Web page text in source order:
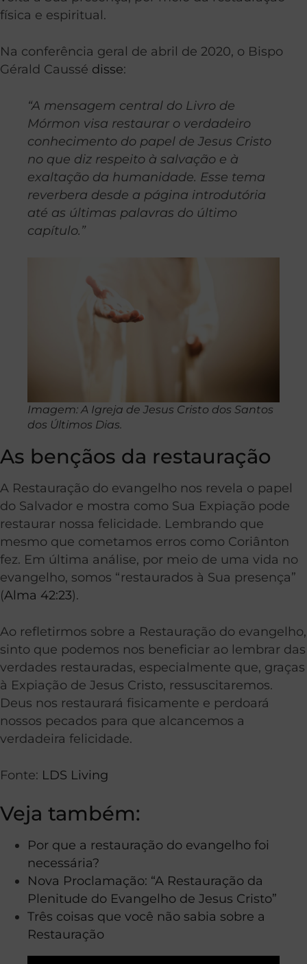
física e espiritual.
Na conferência geral de abril de 2020, o Bispo
Gérald Caussé disse:
“A mensagem central do Livro de
Mórmon visa restaurar o verdadeiro
conhecimento do papel de Jesus Cristo
no que diz respeito à salvação e à
exaltação da humanidade. Esse tema
reverbera desde a página introdutória
até as últimas palavras do último
capítulo.”
Imagem: A Igreja de Jesus Cristo dos Santos
dos Últimos Dias.
As bençãos da restauração
A Restauração do evangelho nos revela o papel
do Salvador e mostra como Sua Expiação pode
restaurar nossa felicidade. Lembrando que
mesmo que cometamos erros como Coriânton
fez. Em última análise, por meio de uma vida no
evangelho, somos “restaurados à Sua presença”
(Alma 42:23).
Ao refletirmos sobre a Restauração do evangelho,
sinto que podemos nos beneficiar ao lembrar das
verdades restauradas, especialmente que, graças
à Expiação de Jesus Cristo, ressuscitaremos.
Deus nos restaurará fisicamente e perdoará
nossos pecados para que alcancemos a
verdadeira felicidade.
Fonte: LDS Living
Veja também:
Por que a restauração do evangelho foi
necessária?
Nova Proclamação: “A Restauração da
Plenitude do Evangelho de Jesus Cristo”
Três coisas que você não sabia sobre a
Restauração